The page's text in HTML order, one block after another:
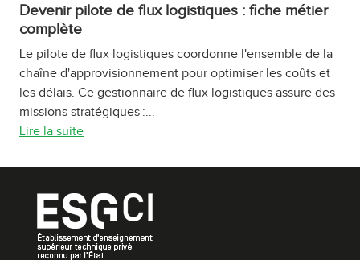
Devenir pilote de flux logistiques : fiche métier
complète
Le pilote de flux logistiques coordonne l'ensemble de la
chaîne d'approvisionnement pour optimiser les coûts et
les délais. Ce gestionnaire de flux logistiques assure des
missions stratégiques :...
Lire la suite